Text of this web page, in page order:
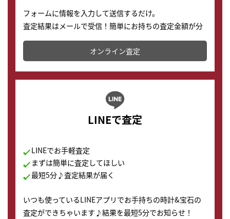
フォームに情報を入力して送信するだけ。
査定結果はメールで受信！簡単にお持ちの査定金額が分
かります。
オンライン査定
LINEで査定
LINEでお手軽査定
まずは簡単に査定してほしい
最短5分♪査定結果が届く
いつも使っているLINEアプリでお手持ちの時計&宝石の
査定ができちゃいます♪結果を最短5分でお知らせ！